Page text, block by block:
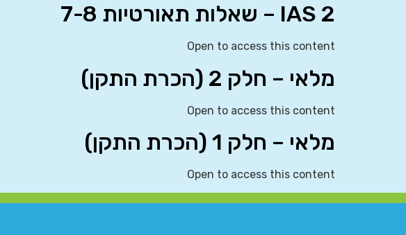
IAS 2 – שאלות תאורטיות 7-8
Open to access this content
מלאי – חלק 2 (הכרת התקן)
Open to access this content
מלאי – חלק 1 (הכרת התקן)
Open to access this content